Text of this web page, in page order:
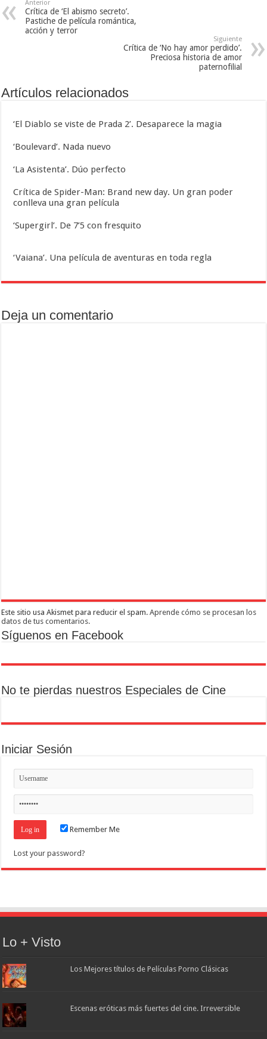
Anterior
Crítica de ‘El abismo secreto’.
Pastiche de película romántica,
acción y terror
Siguiente
Crítica de ‘No hay amor perdido’.
Preciosa historia de amor
paternofilial
Artículos relacionados
‘El Diablo se viste de Prada 2’. Desaparece la magia
‘Boulevard’. Nada nuevo
‘La Asistenta’. Dúo perfecto
Crítica de Spider-Man: Brand new day. Un gran poder
conlleva una gran película
‘Supergirl’. De 7’5 con fresquito
‘Vaiana’. Una película de aventuras en toda regla
Deja un comentario
Este sitio usa Akismet para reducir el spam.Aprende cómo se procesan los
datos de tus comentarios.
Síguenos en Facebook
No te pierdas nuestros Especiales de Cine
Iniciar Sesión
Remember Me
Lost your password?
Lo + Visto
Los Mejores títulos de Películas Porno Clásicas
Escenas eróticas más fuertes del cine. Irreversible